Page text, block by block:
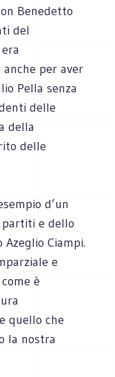
Benedetto
del
anche per aver
Pella senza
delle
della
delle
d’un
e dello
Ciampi.
e
è
quello che
la nostra